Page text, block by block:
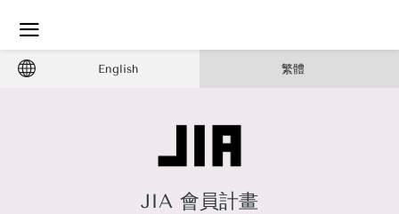
English 繁體
JIA 會員計畫